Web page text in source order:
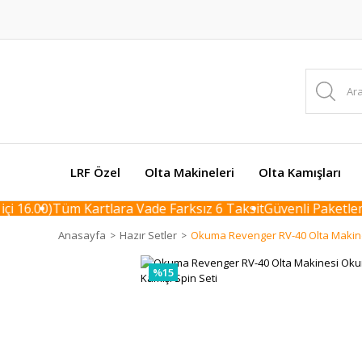
LRF Özel Olta Makineleri Olta Kamışları
Tüm Kartlara Vade Farksız 6 TaksitGüvenli
Anasayfa Hazır Setler Okuma Revenger RV-40 Olta
%15